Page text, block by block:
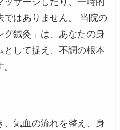
ではありません。 当院の
グ鍼灸」は、あなたの身
して捉え、不調の根本
気血の流れを整え、身